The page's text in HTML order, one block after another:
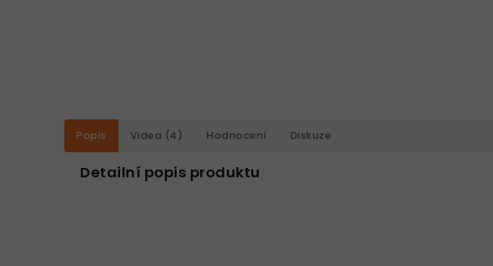
Popis Videa (4) Hodnocení Diskuze
Detailní popis produktu